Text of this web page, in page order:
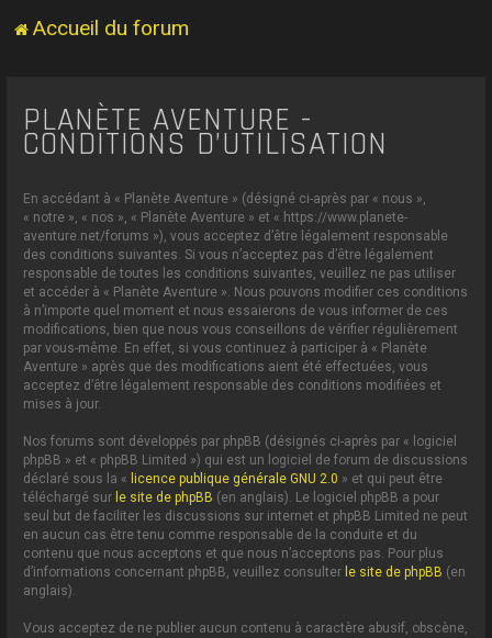
Accueil du forum
PLANÈTE AVENTURE -
CONDITIONS D’UTILISATION
En accédant à « Planète Aventure » (désigné ci-après par « nous »,
« notre », « nos », « Planète Aventure » et « https://www.planete-
aventure.net/forums »), vous acceptez d’être légalement responsable
des conditions suivantes. Si vous n’acceptez pas d’être légalement
responsable de toutes les conditions suivantes, veuillez ne pas utiliser
et accéder à « Planète Aventure ». Nous pouvons modifier ces conditions
à n’importe quel moment et nous essaierons de vous informer de ces
modifications, bien que nous vous conseillons de vérifier régulièrement
par vous-même. En effet, si vous continuez à participer à « Planète
Aventure » après que des modifications aient été effectuées, vous
acceptez d’être légalement responsable des conditions modifiées et
mises à jour.
Nos forums sont développés par phpBB (désignés ci-après par « logiciel
phpBB » et « phpBB Limited ») qui est un logiciel de forum de discussions
déclaré sous la « licence publique générale GNU 2.0 » et qui peut être
téléchargé sur le site de phpBB (en anglais). Le logiciel phpBB a pour
seul but de faciliter les discussions sur internet et phpBB Limited ne peut
en aucun cas être tenu comme responsable de la conduite et du
contenu que nous acceptons et que nous n’acceptons pas. Pour plus
d’informations concernant phpBB, veuillez consulter le site de phpBB (en
anglais).
Vous acceptez de ne publier aucun contenu à caractère abusif, obscène,